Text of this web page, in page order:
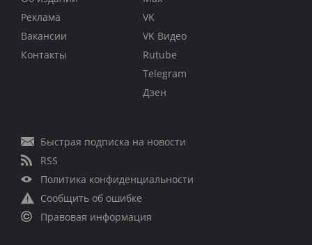
Реклама
Вакансии
Контакты
VK
VK Видео
Rutube
Telegram
Дзен
Быстрая подписка на новости
RSS
Политика конфиденциальности
Сообщить об ошибке
Правовая информация